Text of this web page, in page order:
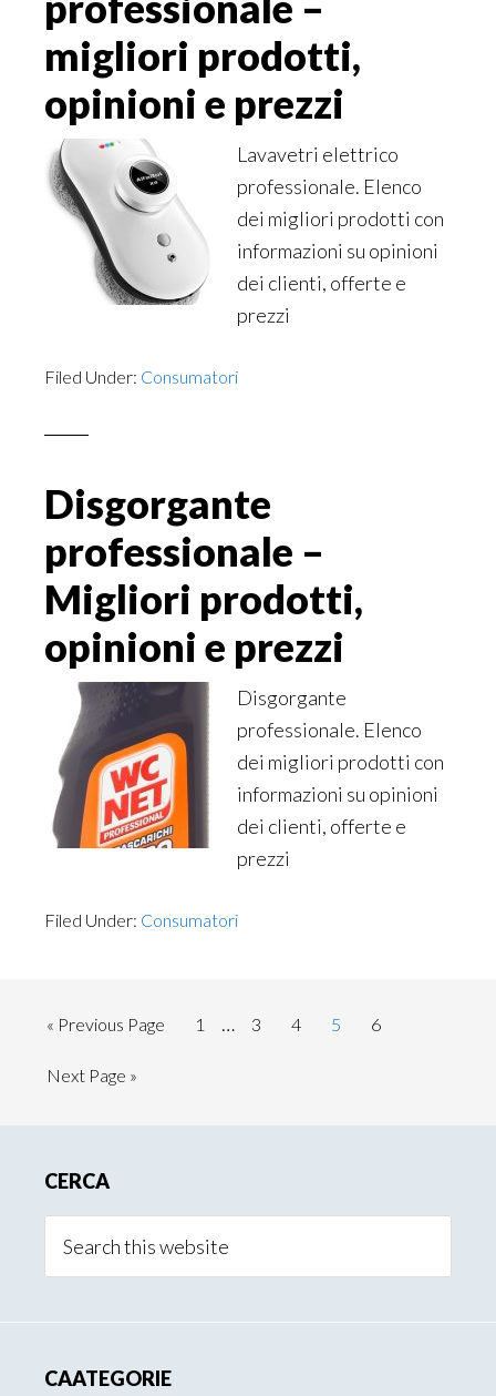
migliori prodotti,
opinioni e prezzi
Lavavetri elettrico
professionale. Elenco
dei migliori prodotti con
informazioni su opinioni
dei clienti, offerte e
prezzi
Filed Under: Consumatori
Disgorgante
professionale –
Migliori prodotti,
opinioni e prezzi
Disgorgante
professionale. Elenco
dei migliori prodotti con
informazioni su opinioni
dei clienti, offerte e
prezzi
Filed Under: Consumatori
« Go
Previous Page Page
1
Interim
… Page
3 Page
4 Page
5 Page
6
Go
Next Page »
Sidebar
CERCA
this
CAATEGORIE